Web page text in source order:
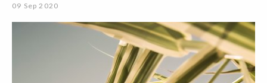
09 Sep 2020